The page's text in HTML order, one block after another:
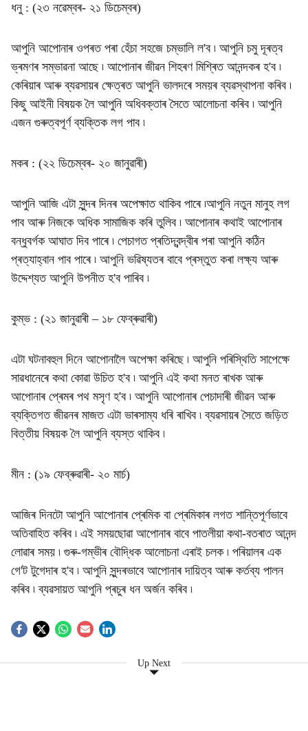
ধনু : (২৩ নৱেম্বৰ- ২১ ডিচেম্বৰ)
আপুনি আপোনাৰ ওপৰত পৰা হেঁচা সহজে চম্ভালি ল'ব ৷ আপুনি চমু দূৰত্ব
ভ্ৰমণৰ সম্ভাৱনা আছে ৷ আপোনাৰ জীৱন শিহৰণ মিশ্ৰিত আনন্দকৰ হ'ব ৷
কেৰিয়াৰ আৰু ব্যৱসায়ৰ ক্ষেত্ৰত আপুনি ভালদৰে সময়ৰ ব্যৱস্থাপনা কৰিব ৷
কিছু আইনী বিষয়ক লৈ আপুনি অধিবক্তাৰ সৈতে আলোচনা কৰিব ৷ আপুনি
এজন গুৰুত্বপূৰ্ণ ব্যক্তিক লগ পাব ৷
মকৰ : (২২ ডিচেম্বৰ- ২০ জানুৱাৰী)
আপুনি আজি এটা সুন্দৰ দিনৰ অপেক্ষাত থাকিব পাৰে ৷আপুনি নতুন মানুহ লগ
পাব আৰু নিজকে অধিক সামাজিক কৰি তুলিব ৷ আপোনাৰ কথাই আপোনাৰ
বন্ধুবৰ্গক আঘাত দিব পাৰে ৷ পেচাগত প্ৰতিদ্বন্দ্বীৰ পৰা আপুনি কঠিন
প্ৰত্যাহ্বান পাব পাৰে ৷ আপুনি ভৱিষ্যতৰ বাবে প্ৰস্তুত কৰা লক্ষ্য আৰু
উদ্দেশ্যত আপুনি উপনীত হ'ব পাৰিব ৷
কুম্ভ : (২১ জানুৱাৰী – ১৮ ফেব্ৰুৱাৰী)
এটা ঘটনাবহুল দিনে আপোনালৈ অপেক্ষা কৰিছে ৷ আপুনি পৰিস্থিতি সাপেক্ষে
সাৱধানেৰে কথা কোৱা উচিত হ'ব ৷ আপুনি এই কথা মনত ৰাখক আৰু
আপোনাৰ প্ৰেমৰ পথ মসৃণ হ'ব ৷ আপুনি আপোনাৰ পেচাদাৰী জীৱন আৰু
ব্যক্তিগত জীৱনৰ মাজত এটা ভাৰসাম্য ধৰি ৰাখিব ৷ ব্যৱসায়ৰ সৈতে জড়িত
বিত্তীয় বিষয়ক লৈ আপুনি ব্যস্ত থাকিব ৷
মীন : (১৯ ফেব্ৰুৱাৰী- ২০ মাৰ্চ)
আজিৰ দিনটো আপুনি আপোনাৰ প্ৰেমিক বা প্ৰেমিকাৰ লগত শান্তিপূৰ্ণভাবে
অতিবাহিত কৰিব ৷ এই সময়ছোৱা আপোনাৰ বাবে পাতলীয়া কথা-বতৰাত আনন্দ
লোৱাৰ সময় ৷ গুৰু-গম্ভীৰ বৌদ্ধিক আলোচনা এৰাই চলক ৷ পৰিয়ালৰ এক
গে'ট টুগেদাৰ হ'ব ৷ আপুনি সুন্দৰভাবে আপোনাৰ দায়িত্ব আৰু কৰ্তব্য পালন
কৰিব ৷ ব্যৱসায়ত আপুনি প্ৰচুৰ ধন অৰ্জন কৰিব ৷
Up Next